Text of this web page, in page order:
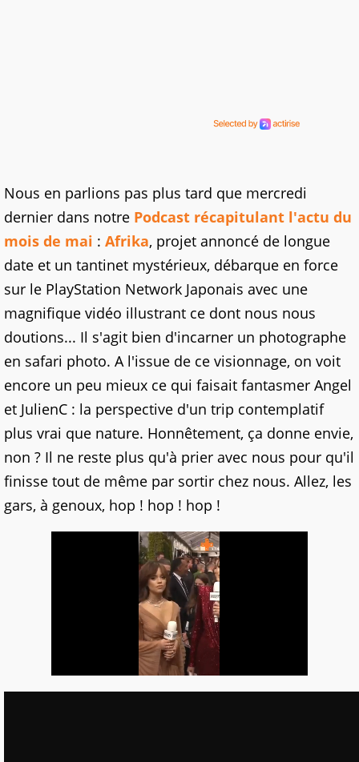
Nous en parlions pas plus tard que mercredi
dernier dans notre Podcast récapitulant l'actu du
mois de mai : Afrika, projet annoncé de longue
date et un tantinet mystérieux, débarque en force
sur le PlayStation Network Japonais avec une
magnifique vidéo illustrant ce dont nous nous
doutions... Il s'agit bien d'incarner un photographe
en safari photo. A l'issue de ce visionnage, on voit
encore un peu mieux ce qui faisait fantasmer Angel
et JulienC : la perspective d'un trip contemplatif
plus vrai que nature. Honnêtement, ça donne envie,
non ? Il ne reste plus qu'à prier avec nous pour qu'il
finisse tout de même par sortir chez nous. Allez, les
gars, à genoux, hop ! hop ! hop !